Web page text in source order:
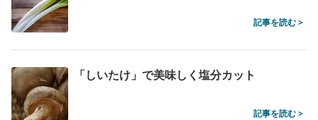
記事を読む >
「しいたけ」で美味しく塩分カット
記事を読む >